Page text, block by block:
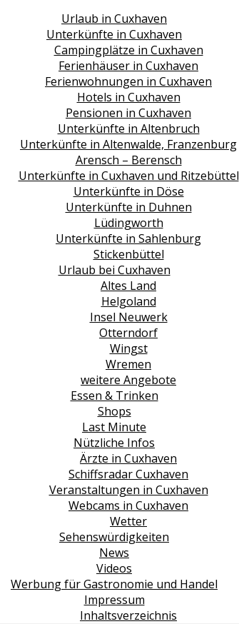
Urlaub in Cuxhaven
Unterkünfte in Cuxhaven
Campingplätze in Cuxhaven
Ferienhäuser in Cuxhaven
Ferienwohnungen in Cuxhaven
Hotels in Cuxhaven
Pensionen in Cuxhaven
Unterkünfte in Altenbruch
Unterkünfte in Altenwalde, Franzenburg
Arensch – Berensch
Unterkünfte in Cuxhaven und Ritzebüttel
Unterkünfte in Döse
Unterkünfte in Duhnen
Lüdingworth
Unterkünfte in Sahlenburg
Stickenbüttel
Urlaub bei Cuxhaven
Altes Land
Helgoland
Insel Neuwerk
Otterndorf
Wingst
Wremen
weitere Angebote
Essen & Trinken
Shops
Last Minute
Nützliche Infos
Ärzte in Cuxhaven
Schiffsradar Cuxhaven
Veranstaltungen in Cuxhaven
Webcams in Cuxhaven
Wetter
Sehenswürdigkeiten
News
Videos
Werbung für Gastronomie und Handel
Impressum
Inhaltsverzeichnis